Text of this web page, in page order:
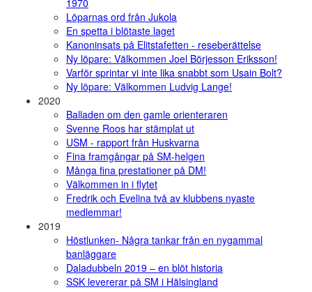
1970
Löparnas ord från Jukola
En spetta i blötaste laget
Kanoninsats på Elitstafetten - reseberättelse
Ny löpare: Välkommen Joel Börjesson Eriksson!
Varför sprintar vi inte lika snabbt som Usain Bolt?
Ny löpare: Välkommen Ludvig Lange!
2020
Balladen om den gamle orienteraren
Svenne Roos har stämplat ut
USM - rapport från Huskvarna
Fina framgångar på SM-helgen
Många fina prestationer på DM!
Välkommen in i flytet
Fredrik och Evelina två av klubbens nyaste
medlemmar!
2019
Höstlunken- Några tankar från en nygammal
banläggare
Daladubbeln 2019 – en blöt historia
SSK levererar på SM i Hälsingland